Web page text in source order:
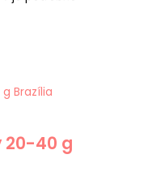
40 g